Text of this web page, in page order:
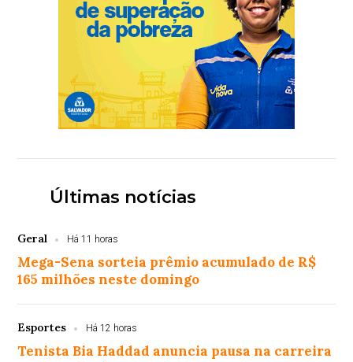
Últimas notícias
Geral Há 11 horas
Mega-Sena sorteia prêmio acumulado de R$
165 milhões neste domingo
Esportes Há 12 horas
Tenista Bia Haddad anuncia pausa na carreira